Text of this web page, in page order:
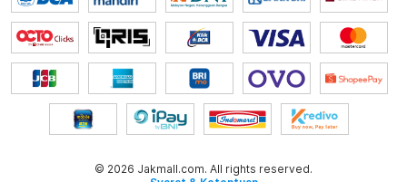
© 2026 Jakmall.com. All rights reserved.